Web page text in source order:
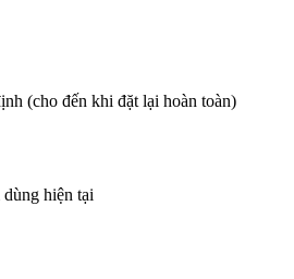
(cho đến khi đặt lại hoàn toàn)
hiện tại